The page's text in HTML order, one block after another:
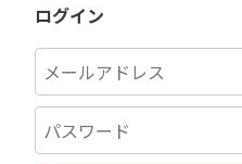
ログイン